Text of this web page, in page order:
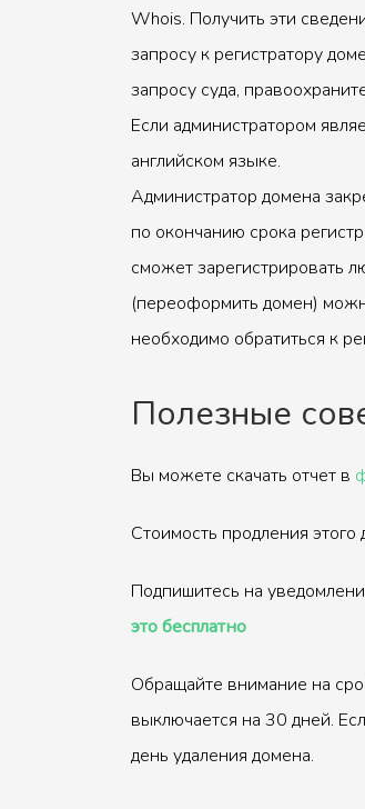
Whois. Получить эти
запросу к регистратору
запросу суда,
Если администратором
английском языке.
Администратор домена
по окончанию срока
сможет зарегистрировать
(переоформить домен)
необходимо обратиться к
Полезные
Вы можете скачать отчет в
Стоимость продления
Подпишитесь на
это бесплатно
Обращайте внимание на
выключается на 30 дней.
день удаления домена.